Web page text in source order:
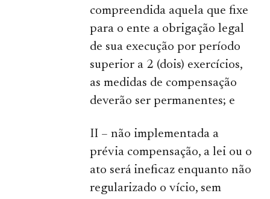
compreendida aquela que fixe
para o ente a obrigação legal
de sua execução por período
superior a 2 (dois) exercícios,
as medidas de compensação
deverão ser permanentes; e
II – não implementada a
prévia compensação, a lei ou o
ato será ineficaz enquanto não
regularizado o vício, sem